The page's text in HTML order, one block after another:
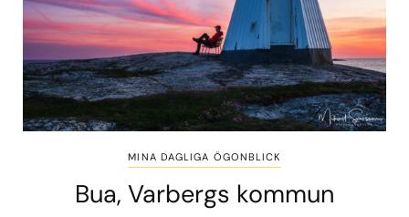
MINA DAGLIGA ÖGONBLICK
Bua, Varbergs kommun